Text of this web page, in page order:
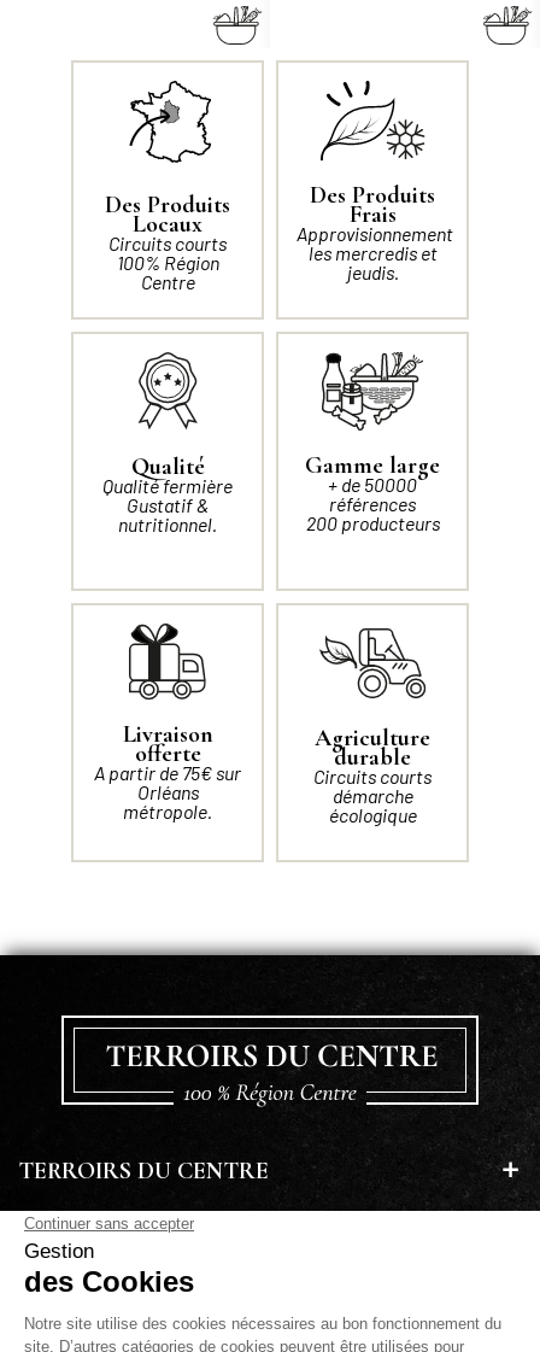
Des Produits
Locaux
Circuits courts
100% Région
Centre
Des Produits
Frais
Approvisionnement
les mercredis et
jeudis.
Qualité
Qualité fermière
Gustatif &
nutritionnel.
Gamme large
+ de 50000
références
200 producteurs
Livraison
offerte
A partir de 75€ sur
Orléans
métropole.
Agriculture
durable
Circuits courts
démarche
écologique
TERROIRS DU CENTRE
EN SAVOIR PLUS
A PROPOS
LETTRE D'INFORMATIONS